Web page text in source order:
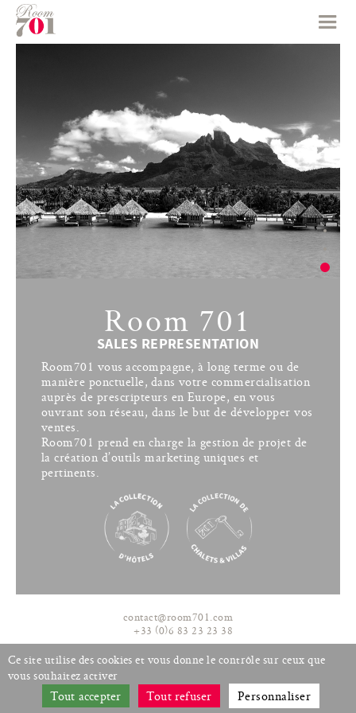
Room 701
SALES REPRESENTATION
Room701 vous accompagne, à long terme ou de
manière ponctuelle, dans votre commercialisation
auprès de prescripteurs en Europe, en vous
ouvrant son réseau, dans le but de développer vos
ventes.
Room701 prend en charge la gestion de projet de
la création d’outils marketing uniques et
pertinents.
contact@room701.com
+33 (0)6 83 23 23 38
English
Cookies
Newsletter
Ce site utilise des cookies et vous donne le contrôle sur ceux que
vous souhaitez activer
Tout accepter Tout refuser Personnaliser